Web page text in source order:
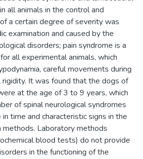
all animals in the control and
a certain degree of severity was
examination and caused by the
disorders; pain syndrome is a
all experimental animals, which
careful movements during
It was found that the dogs of
at the age of 3 to 9 years, which
of spinal neurological syndromes
time and characteristic signs in the
methods. Laboratory methods
blood tests) do not provide
in the functioning of the